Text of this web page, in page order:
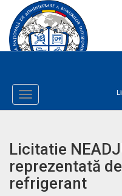
Toggle
Navigation
Licitatie
reprezentată
refrigerant